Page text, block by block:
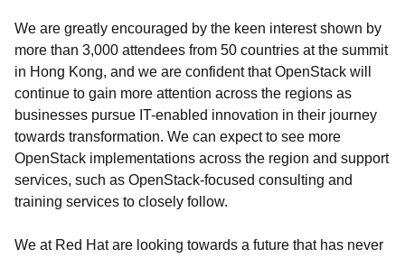
We are greatly encouraged by the keen interest shown by
more than 3,000 attendees from 50 countries at the summit
in Hong Kong, and we are confident that OpenStack will
continue to gain more attention across the regions as
businesses pursue IT-enabled innovation in their journey
towards transformation. We can expect to see more
OpenStack implementations across the region and support
services, such as OpenStack-focused consulting and
training services to closely follow.
We at Red Hat are looking towards a future that has never